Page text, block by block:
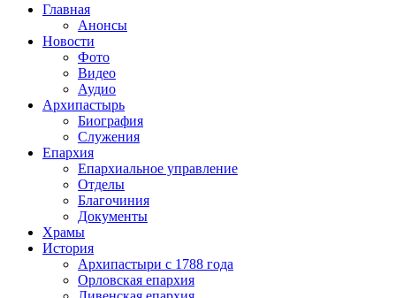
Главная
Анонсы
Новости
Фото
Видео
Аудио
Архипастырь
Биография
Служения
Епархия
Епархиальное управление
Отделы
Благочиния
Документы
Храмы
История
Архипастыри с 1788 года
Орловская епархия